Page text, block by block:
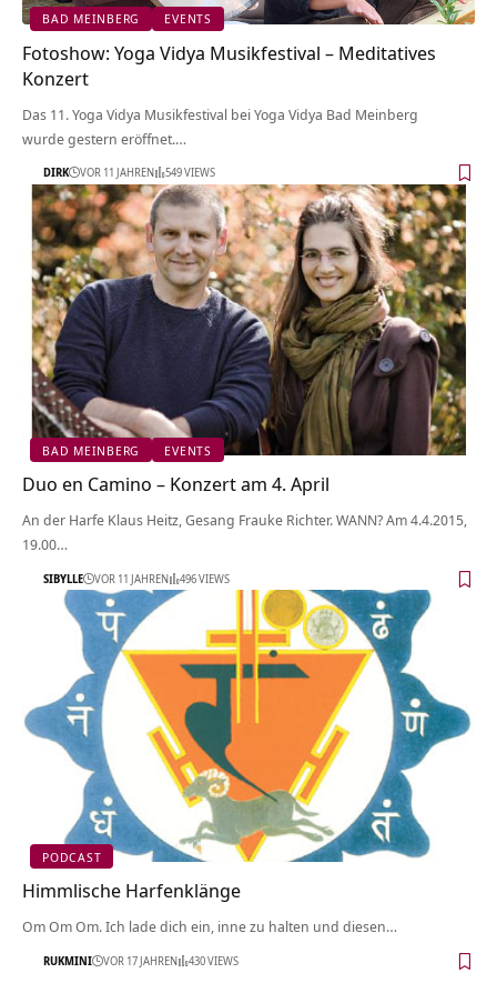
BAD MEINBERG EVENTS
Fotoshow: Yoga Vidya Musikfestival – Meditatives
Konzert
Das 11. Yoga Vidya Musikfestival bei Yoga Vidya Bad Meinberg
wurde gestern eröffnet.…
DIRK VOR 11 JAHREN 549 VIEWS
BAD MEINBERG EVENTS
Duo en Camino – Konzert am 4. April
An der Harfe Klaus Heitz, Gesang Frauke Richter. WANN? Am 4.4.2015,
19.00…
SIBYLLE VOR 11 JAHREN 496 VIEWS
PODCAST
Himmlische Harfenklänge
Om Om Om. Ich lade dich ein, inne zu halten und diesen…
RUKMINI VOR 17 JAHREN 430 VIEWS